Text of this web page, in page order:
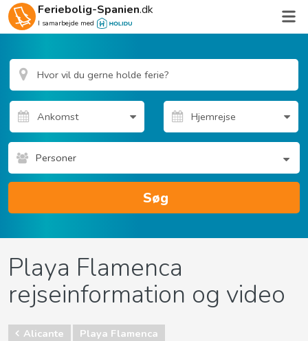
Feriebolig-Spanien.dk
I samarbejde med
Personer
Søg
Playa Flamenca
rejseinformation og video
Alicante
Playa Flamenca